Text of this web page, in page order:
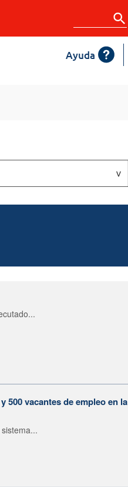
Ayuda
500 vacantes de empleo en la